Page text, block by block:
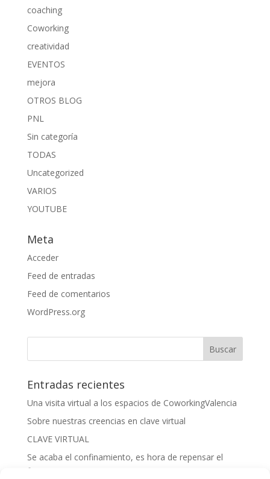
coaching
Coworking
creatividad
EVENTOS
mejora
OTROS BLOG
PNL
Sin categoría
TODAS
Uncategorized
VARIOS
YOUTUBE
Meta
Acceder
Feed de entradas
Feed de comentarios
WordPress.org
Entradas recientes
Una visita virtual a los espacios de CoworkingValencia
Sobre nuestras creencias en clave virtual
CLAVE VIRTUAL
Se acaba el confinamiento, es hora de repensar el
futuro